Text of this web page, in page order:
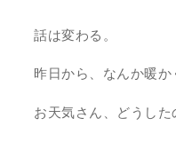
話は変わる。
昨日から、なんか暖か
お天気さん、どうした